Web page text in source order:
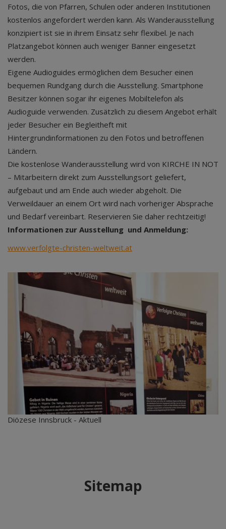
Fotos, die von Pfarren, Schulen oder anderen Institutionen
kostenlos angefordert werden kann. Als Wanderausstellung
konzipiert ist sie in ihrem Einsatz sehr flexibel. Je nach
Platzangebot können auch weniger Banner eingesetzt
werden.
Eigene Audioguides ermöglichen dem Besucher einen
bequemen Rundgang durch die Ausstellung. Smartphone
Besitzer können sogar ihr eigenes Mobiltelefon als
Audioguide verwenden. Zusätzlich zu diesem Angebot erhält
jeder Besucher ein Begleitheft mit
Hintergrundinformationen zu den Fotos und betroffenen
Ländern.
Die kostenlose Wanderausstellung wird von KIRCHE IN NOT
– Mitarbeitern direkt zum Ausstellungsort geliefert,
aufgebaut und am Ende auch wieder abgeholt. Die
Verweildauer an einem Ort wird nach vorheriger Absprache
und Bedarf vereinbart. Reservieren Sie daher rechtzeitig!
Informationen zur Ausstellung und Anmeldung:
www.verfolgte-christen-weltweit.at
Diözese Innsbruck - Aktuell
Sitemap